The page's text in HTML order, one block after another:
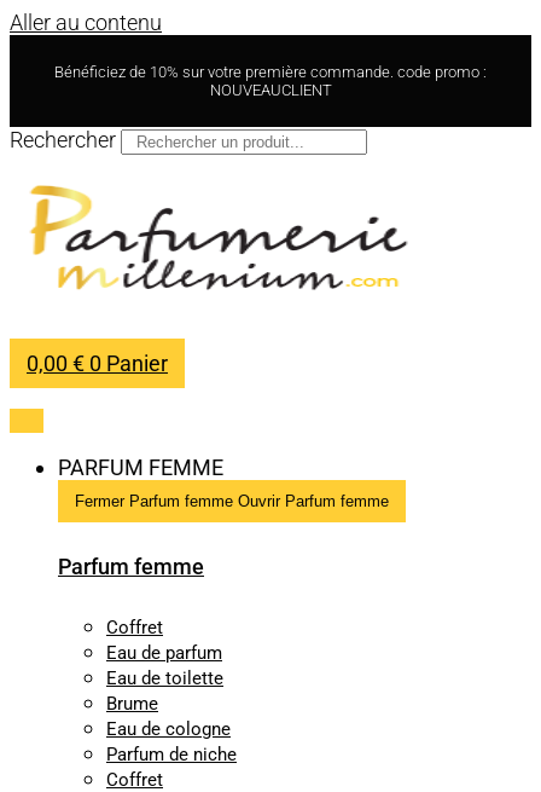
Aller au contenu
Bénéficiez de 10% sur votre première commande. code promo :
NOUVEAUCLIENT
Rechercher
0,00€ 0 Panier
PARFUM FEMME
Fermer Parfum femme Ouvrir Parfum femme
Parfum femme
Coffret
Eau de parfum
Eau de toilette
Brume
Eau de cologne
Parfum de niche
Coffret